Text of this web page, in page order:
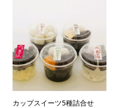
カップスイーツ5種詰合せ